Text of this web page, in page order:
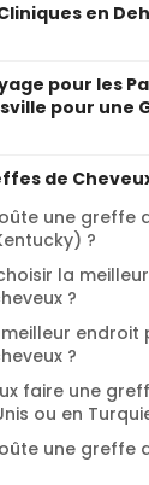
en
pour les
pour une
de
une greffe
?
la
?
endroit
?
faire une
ou en
une greffe